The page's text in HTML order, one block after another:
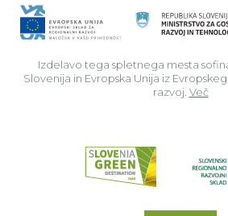
Izdelavo tega spletnega mesta
Slovenija in Evropska Unija iz
razvoj. Več